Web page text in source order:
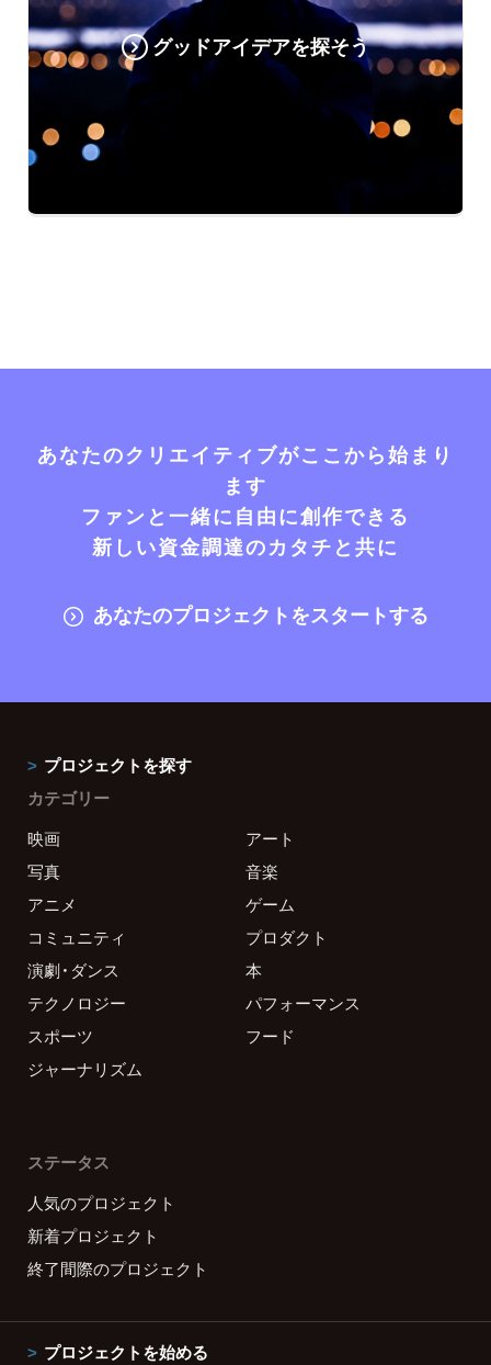
グッドアイデアを探そう
あなたのクリエイティブがここから始まり
ます
ファンと一緒に自由に創作できる
新しい資金調達のカタチと共に
あなたのプロジェクトをスタートする
プロジェクトを探す
カテゴリー
映画
アート
写真
音楽
アニメ
ゲーム
コミュニティ
プロダクト
演劇・ダンス
本
テクノロジー
パフォーマンス
スポーツ
フード
ジャーナリズム
ステータス
人気のプロジェクト
新着プロジェクト
終了間際のプロジェクト
プロジェクトを始める